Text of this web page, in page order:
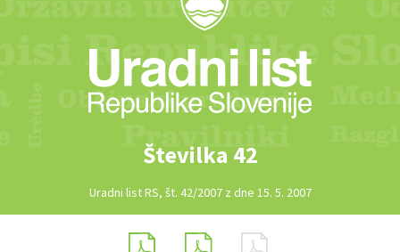
Številka 42
Uradni list RS, št. 42/2007 z dne 15. 5. 2007